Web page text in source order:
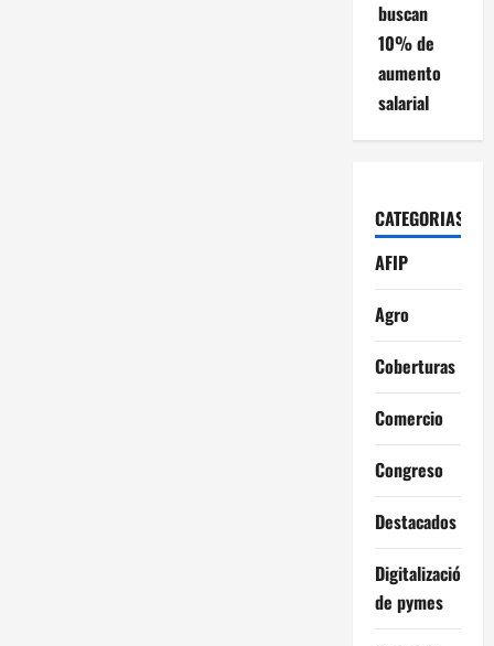
buscan
10% de
aumento
salarial
CATEGORIAS
AFIP
Agro
Coberturas
Comercio
Congreso
Destacados
Digitalización
de pymes